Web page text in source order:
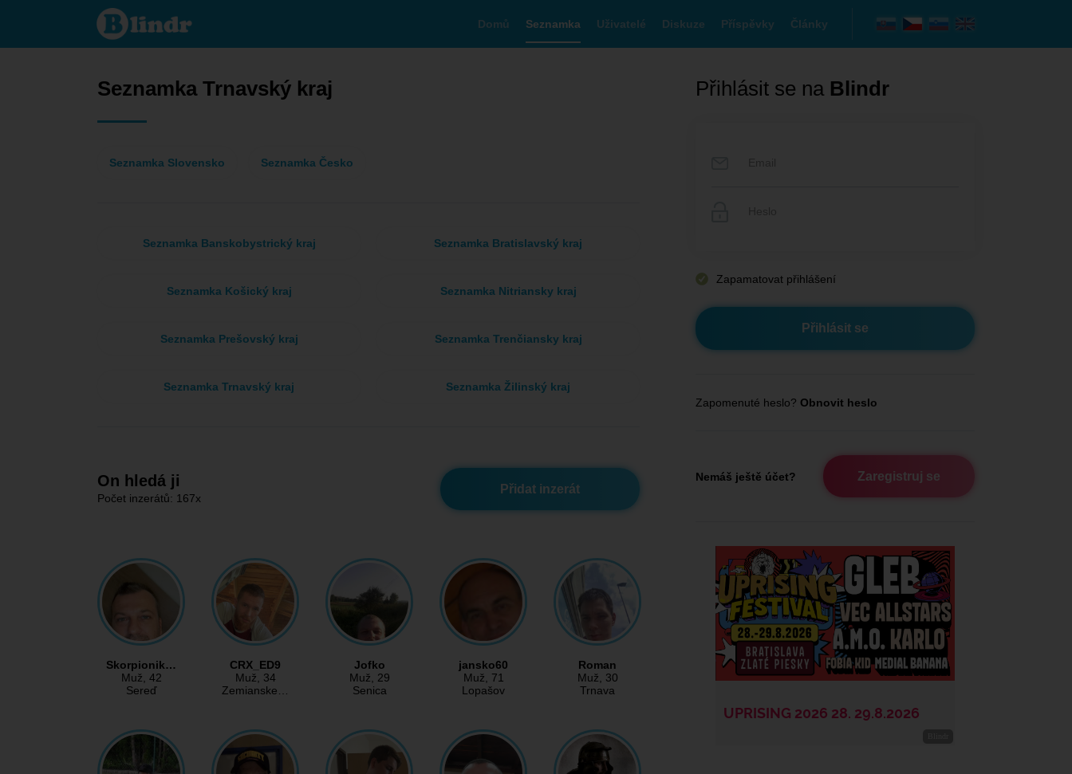
Seznamka
- On
hledá ji
Domů Seznamka Uživatelé Diskuze Příspěvky Články
Seznamka Trnavský kraj
Seznamka Slovensko Seznamka Česko
Seznamka Banskobystrický kraj Seznamka Bratislavský kraj
Seznamka Košický kraj Seznamka Nitriansky kraj
Seznamka Prešovský kraj Seznamka Trenčiansky kraj
Seznamka Trnavský kraj Seznamka Žilinský kraj
Přidat inzerát
On hledá ji
Počet inzerátů: 167x
Skorpionik…
Muž, 42
Sereď
CRX_ED9
Muž, 34
Zemianske…
Jofko
Muž, 29
Senica
jansko60
Muž, 71
Lopašov
Roman
Muž, 30
Trnava
Přihlásit se na Blindr
Zapamatovat přihlášení
Zapomenuté heslo? Obnovit heslo
Nemáš ještě účet? Zaregistruj se